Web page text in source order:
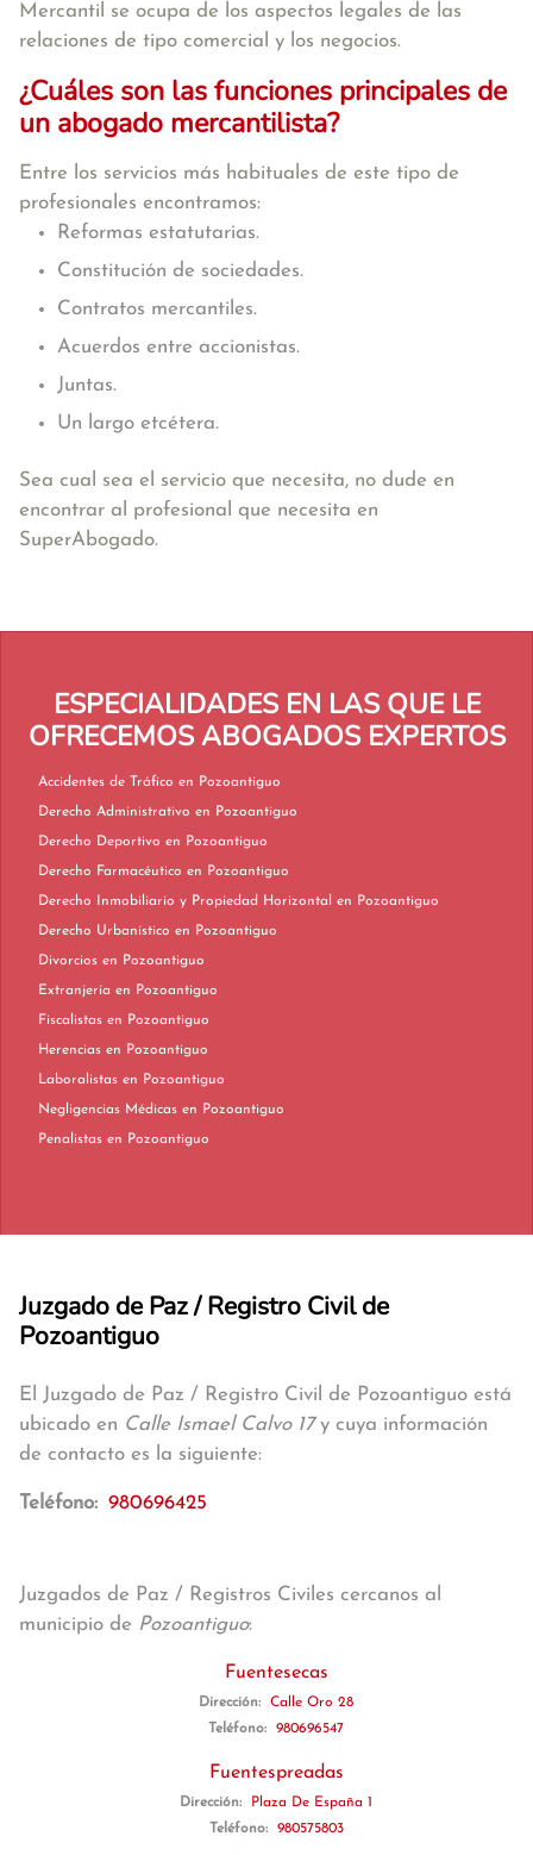
Mercantil se ocupa de los aspectos legales de las
relaciones de tipo comercial y los negocios.
¿Cuáles son las funciones principales de
un abogado mercantilista?
Entre los servicios más habituales de este tipo de
profesionales encontramos:
Reformas estatutarias.
Constitución de sociedades.
Contratos mercantiles.
Acuerdos entre accionistas.
Juntas.
Un largo etcétera.
Sea cual sea el servicio que necesita, no dude en
encontrar al profesional que necesita en
SuperAbogado.
ESPECIALIDADES EN LAS QUE LE
OFRECEMOS ABOGADOS EXPERTOS
Accidentes de Tráfico en Pozoantiguo
Derecho Administrativo en Pozoantiguo
Derecho Deportivo en Pozoantiguo
Derecho Farmacéutico en Pozoantiguo
Derecho Inmobiliario y Propiedad Horizontal en Pozoantiguo
Derecho Urbanístico en Pozoantiguo
Divorcios en Pozoantiguo
Extranjería en Pozoantiguo
Fiscalistas en Pozoantiguo
Herencias en Pozoantiguo
Laboralistas en Pozoantiguo
Negligencias Médicas en Pozoantiguo
Penalistas en Pozoantiguo
Juzgado de Paz / Registro Civil de
Pozoantiguo
El Juzgado de Paz / Registro Civil de Pozoantiguo está
ubicado en Calle Ismael Calvo 17y cuya información
de contacto es la siguiente:
Teléfono: 980696425
Juzgados de Paz / Registros Civiles cercanos al
municipio de Pozoantiguo:
Fuentesecas
Dirección:
Calle Oro 28
Teléfono:
980696547
Fuentespreadas
Dirección:
Plaza De España 1
Teléfono:
980575803